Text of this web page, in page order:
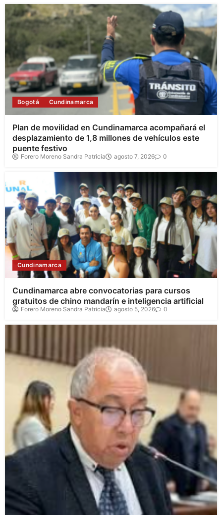
Bogotá Cundinamarca
Plan de movilidad en Cundinamarca acompañará el
desplazamiento de 1,8 millones de vehículos este
puente festivo
Forero Moreno Sandra Patricia agosto 7, 2026 0
Cundinamarca
Cundinamarca abre convocatorias para cursos
gratuitos de chino mandarín e inteligencia artificial
Forero Moreno Sandra Patricia agosto 5, 2026 0